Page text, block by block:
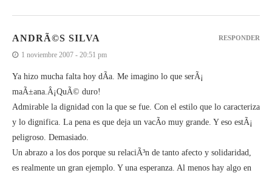
ANDRÃ©S SILVA
1 noviembre 2007 - 20:51 pm
Ya hizo mucha falta hoy dÃ­a. Me imagino lo que serÃ¡
maÃ±ana.Â¡QuÃ© duro!
Admirable la dignidad con la que se fue. Con el estilo que lo caracteriza
y lo dignifica. La pena es que deja un vacÃ­o muy grande. Y eso estÃ¡
peligroso. Demasiado.
Un abrazo a los dos porque su relaciÃ³n de tanto afecto y solidaridad,
es realmente un gran ejemplo. Y una esperanza. Al menos hay algo en
RESPONDER